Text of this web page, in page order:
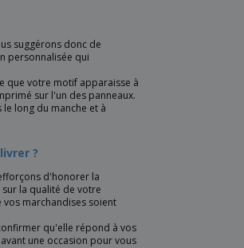
suggérons donc de
personnalisée qui
que votre motif apparaisse à
sur l'un des panneaux.
long du manche et à
?
d'honorer la
la qualité de votre
marchandises soient
qu'elle répond à vos
une occasion pour vous